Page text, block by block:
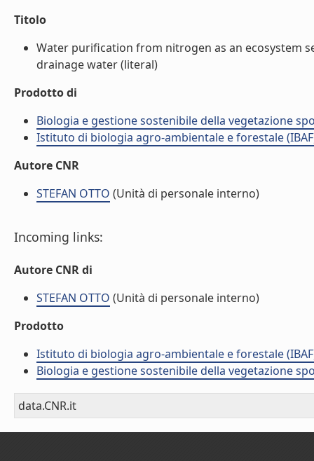
Titolo
Water purification from nitrogen as an ecosystem
drainage water (literal)
Prodotto di
Biologia e gestione sostenibile della vegetazione
Istituto di biologia agro-ambientale e forestale
Autore CNR
STEFAN OTTO (Unità di personale interno)
Incoming links:
Autore CNR di
STEFAN OTTO (Unità di personale interno)
Prodotto
Istituto di biologia agro-ambientale e forestale
Biologia e gestione sostenibile della vegetazione
data.CNR.it